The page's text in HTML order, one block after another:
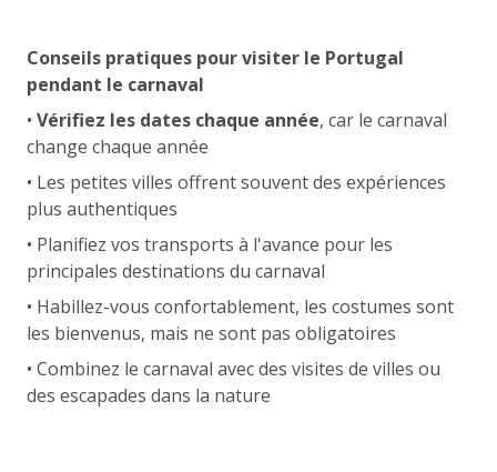
Conseils pratiques pour visiter le Portugal
pendant le carnaval
• Vérifiez les dates chaque année, car le carnaval
change chaque année
• Les petites villes offrent souvent des expériences
plus authentiques
• Planifiez vos transports à l'avance pour les
principales destinations du carnaval
• Habillez-vous confortablement, les costumes sont
les bienvenus, mais ne sont pas obligatoires
• Combinez le carnaval avec des visites de villes ou
des escapades dans la nature